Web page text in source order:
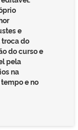
e
troca do
do curso e
pela
na
e no